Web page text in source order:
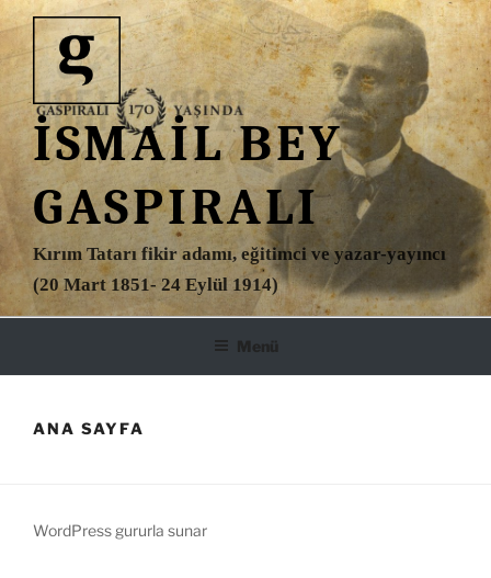
İçeriğe
İSMAIL BEY
GASPIRALI
Kırım Tatarı fikir adamı, eğitimci ve yazar-yayıncı
(20 Mart 1851- 24 Eylül 1914)
Menü
ANA SAYFA
WordPress gururla sunar